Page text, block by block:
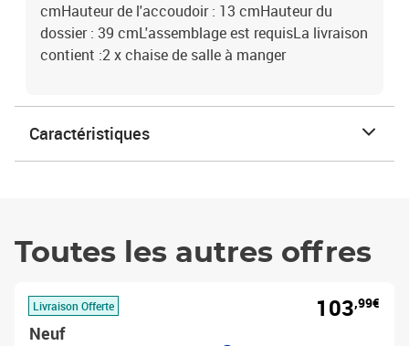
cmHauteur de l'accoudoir : 13 cmHauteur du
dossier : 39 cmL'assemblage est requisLa livraison
contient :2 x chaise de salle à manger
Caractéristiques
Toutes les autres offres
Livraison Offerte
Neuf
103,99€